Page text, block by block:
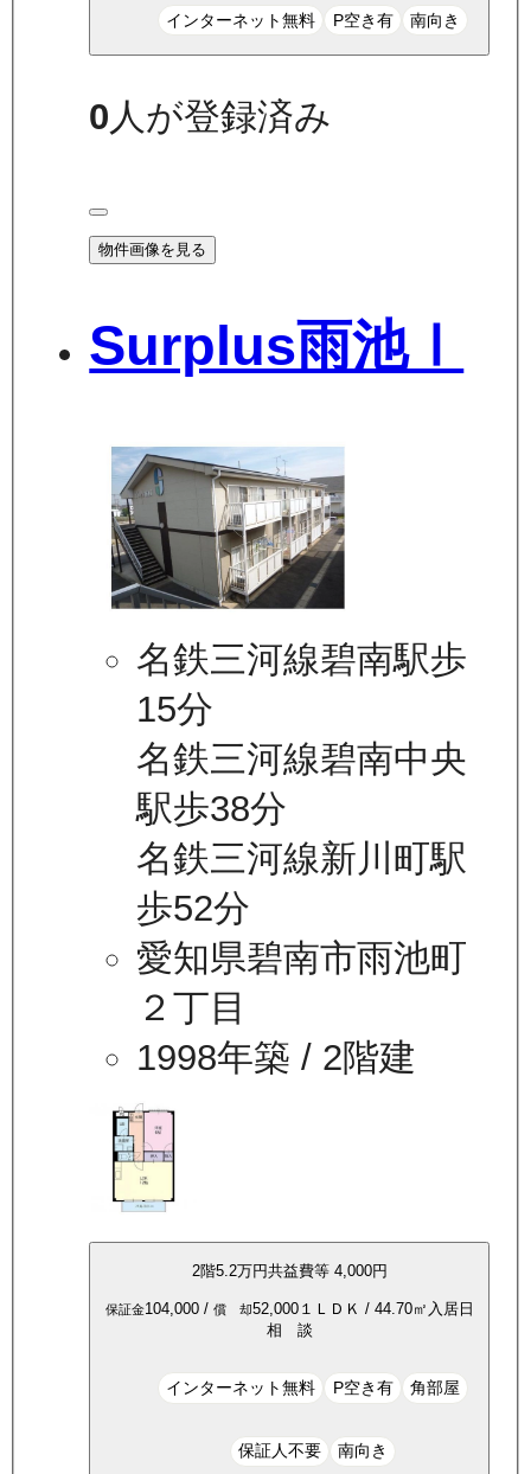
インターネット無料 P空き有 南向き
0 人が登録済み
物件画像を見る
Surplus雨池Ⅰ
名鉄三河線碧南駅歩
15分
名鉄三河線碧南中央
駅歩38分
名鉄三河線新川町駅
歩52分
愛知県碧南市雨池町
２丁目
1998年築 / 2階建
2階5.2万円共益費等 4,000円
保証金104,000/ 償 却52,000１ＬＤＫ / 44.70㎡ 入居日
相 談
インターネット無料 P空き有 角部屋
保証人不要 南向き